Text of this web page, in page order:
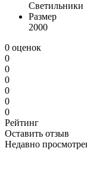
Светильники
Размер
2000
0 оценок
0
0
0
0
0
0
Рейтинг
Оставить отзыв
Недавно